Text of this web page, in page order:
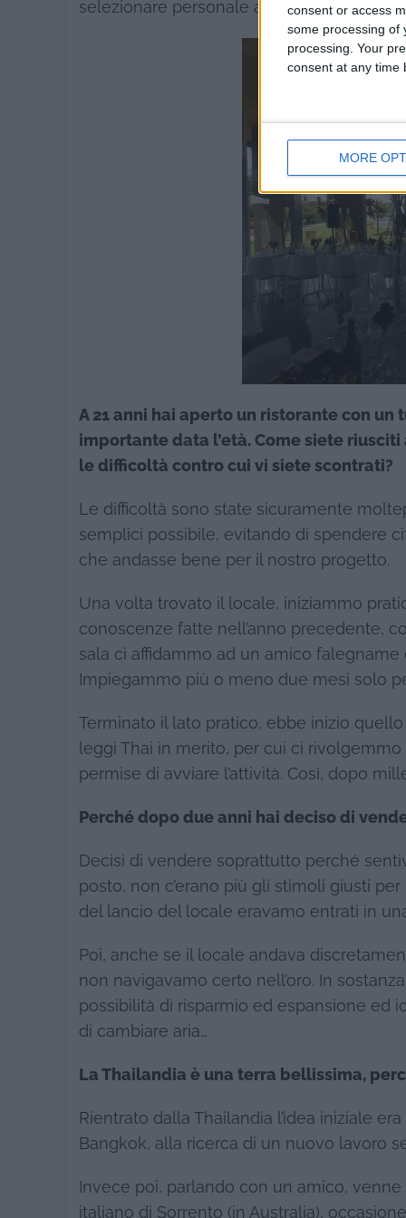
consent or access
some processing of
processing. Your
consent at any time
MORE
selezionare personale alberghiero
A 21 anni hai aperto un ristorante con un
importante data l’età. Come siete
le difficoltà contro cui vi siete scontrati?
Le difficoltà sono state sicuramente
semplici possibile, evitando di spendere
che andasse bene per il nostro progetto.
Una volta trovato il locale, iniziammo
conoscenze fatte nell’anno precedente,
sala ci affidammo ad un amico
Impiegammo più o meno due mesi solo
Terminato il lato pratico, ebbe inizio
leggi Thai in merito, per cui ci
permise di avviare l’attività. Così, dopo
Perché dopo due anni hai deciso di
Decisi di vendere soprattutto perché
posto, non c’erano più gli stimoli giusti
del lancio del locale eravamo entrati in
Poi, anche se il locale andava
non navigavamo certo nell’oro. In
possibilità di risparmio ed espansione ed
di cambiare aria…
La Thailandia è una terra bellissima,
Rientrato dalla Thailandia l’idea iniziale
Bangkok, alla ricerca di un nuovo lavoro
Invece poi, parlando con un amico,
italiano di Sorrento (in Australia),